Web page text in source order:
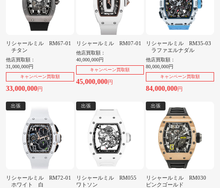
リシャールミル RM67-01
チタン
他店買取額：
31,000,000円
キャンペーン買取額
33,000,000円
リシャールミル RM07-01
他店買取額：
40,000,000円
キャンペーン買取額
45,000,000円
リシャールミル RM35-03
ラファエルナダル
他店買取額：
80,000,000円
キャンペーン買取額
84,000,000円
出張
リシャールミル RM72-01
ホワイト 白
出張
リシャールミル RM055
ワトソン
出張
リシャールミル RM030
ピンクゴールド